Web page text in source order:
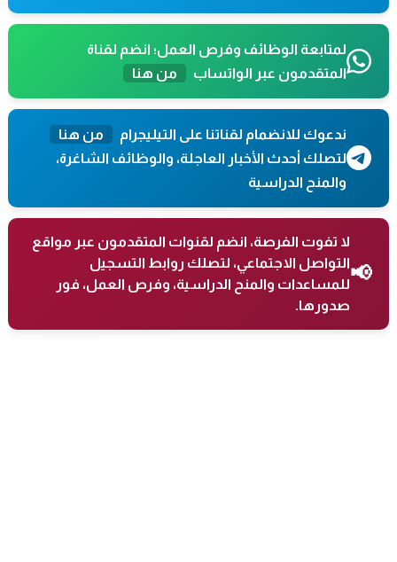
لمتابعة الوظائف وفرص العمل؛ انضم لقناة
المتقدمون عبر الواتساب
من هنا
ندعوك للانضمام لقناتنا على التيليجرام
من هنا
لتصلك أحدث الأخبار العاجلة، والوظائف الشاغرة،
والمنح الدراسية
📢
لا تفوت الفرصة، انضم لقنوات المتقدمون عبر مواقع
التواصل الاجتماعي، لتصلك روابط التسجيل
للمساعدات والمنح الدراسية، وفرص العمل، فور
صدورها.